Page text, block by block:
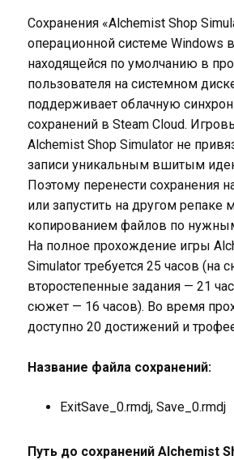
Сохранения «Alchemist Shop
операционной системе Windows
находящейся по умолчанию в
пользователя на системном
поддерживает облачную
сохранений в Steam Cloud.
Alchemist Shop Simulator не
записи уникальным вшитым
Поэтому перенести сохранения
или запустить на другом
копированием файлов по
На полное прохождение игры
Simulator требуется 25 часов (на
второстепенные задания — 21
сюжет — 16 часов). Во время
доступно 20 достижений и
Название файла сохранений:
ExitSave_0.rmdj, Save_0.rmdj
Путь до сохранений Alchemist